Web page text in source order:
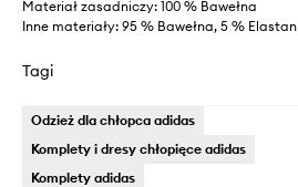
Materiał zasadniczy: 100 % Bawełna
Inne materiały: 95 % Bawełna, 5 % Elastan
Tagi
Odzież dla chłopca adidas
Komplety i dresy chłopięce adidas
Komplety adidas